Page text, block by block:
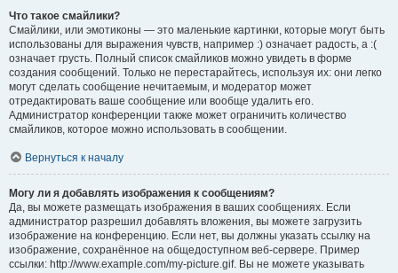
Что такое смайлики?
Смайлики, или эмотиконы — это маленькие картинки, которые могут быть
использованы для выражения чувств, например :) означает радость, а :(
означает грусть. Полный список смайликов можно увидеть в форме
создания сообщений. Только не перестарайтесь, используя их: они легко
могут сделать сообщение нечитаемым, и модератор может
отредактировать ваше сообщение или вообще удалить его.
Администратор конференции также может ограничить количество
смайликов, которое можно использовать в сообщении.
Вернуться к началу
Могу ли я добавлять изображения к сообщениям?
Да, вы можете размещать изображения в ваших сообщениях. Если
администратор разрешил добавлять вложения, вы можете загрузить
изображение на конференцию. Если нет, вы должны указать ссылку на
изображение, сохранённое на общедоступном веб-сервере. Пример
ссылки: http://www.example.com/my-picture.gif. Вы не можете указывать